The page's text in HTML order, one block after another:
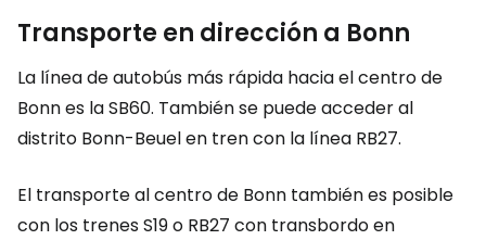
Transporte en dirección a Bonn
La línea de autobús más rápida hacia el centro de
Bonn es la SB60. También se puede acceder al
distrito Bonn-Beuel en tren con la línea RB27.
El transporte al centro de Bonn también es posible
con los trenes S19 o RB27 con transbordo en